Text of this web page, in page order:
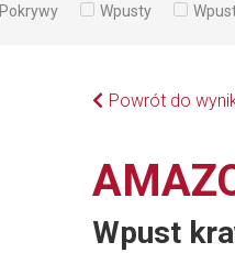
Pokrywy Wpusty
Powrót do
Wpust